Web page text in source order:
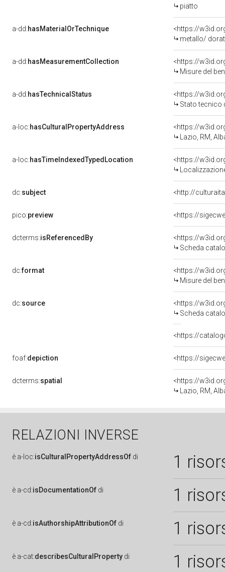
piatto
a-dd:hasMaterialOrTechnique
<https://
metallo/
a-dd:hasMeasurementCollection
<https://
Misure del
a-dd:hasTechnicalStatus
<https://
Stato tecnico
a-loc:hasCulturalPropertyAddress
<https://
Lazio, RM,
a-loc:hasTimeIndexedTypedLocation
<https://
dc:subject <http://
pico:preview
dcterms:isReferencedBy
<https://
Scheda
dc:format
<https://
Misure del
dc:source
<https://
Scheda
<https://
foaf:depiction
dcterms:spatial
<https://
Lazio, RM,
RELAZIONI INVERSE
è a-loc:isCulturalPropertyAddressOf di 1
è a-cd:isDocumentationOf di 1
è a-cd:isAuthorshipAttributionOf di 1
è a-cat:describesCulturalProperty di 1